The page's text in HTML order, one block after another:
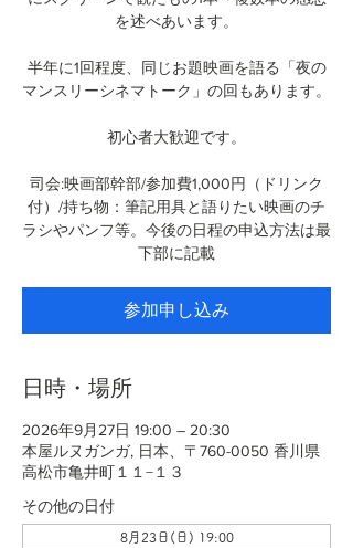
を述べあいます。
半年に1回程度、同じお題映画を語る「夜の
マンスリーシネマトーク」の回もあります。
初心者大歓迎です。
司会:映画部幹部/参加費1,000円（ドリンク
付）/持ち物：筆記用具と語りたい映画のチ
ラシやパンフ等。今後の日程の申込方法は最
下部に記載
参加申し込み
日時・場所
2026年9月27日 19:00 – 20:30
本屋ルヌガンガ, 日本、〒760-0050 香川県
高松市亀井町１１−１３
その他の日付
8月23日(日) 19:00